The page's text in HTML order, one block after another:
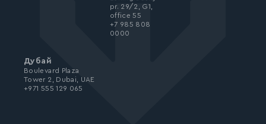
pr. 29/2, G1,
office 55
+7 985 808
0000
Дубай
Boulevard Plaza
Tower 2, Dubai, UAE
+971 555 129 065